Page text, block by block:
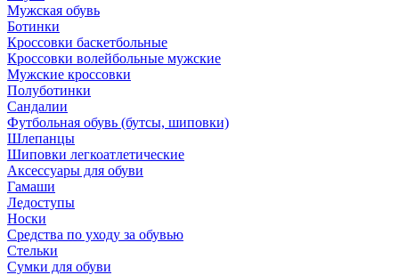
Мужская обувь
Ботинки
Кроссовки баскетбольные
Кроссовки волейбольные мужские
Мужские кроссовки
Полуботинки
Сандалии
Футбольная обувь (бутсы, шиповки)
Шлепанцы
Шиповки легкоатлетические
Аксессуары для обуви
Гамаши
Ледоступы
Носки
Средства по уходу за обувью
Стельки
Сумки для обуви